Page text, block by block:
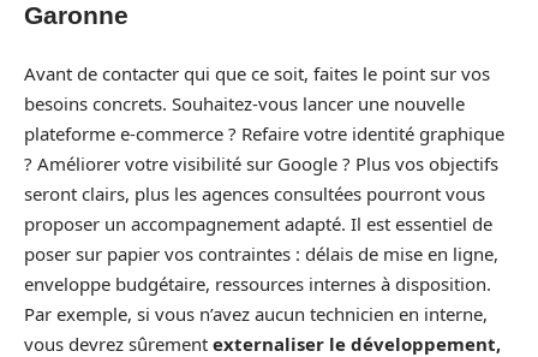
Garonne
Avant de contacter qui que ce soit, faites le point sur vos
besoins concrets. Souhaitez-vous lancer une nouvelle
plateforme e-commerce ? Refaire votre identité graphique
? Améliorer votre visibilité sur Google ? Plus vos objectifs
seront clairs, plus les agences consultées pourront vous
proposer un accompagnement adapté. Il est essentiel de
poser sur papier vos contraintes : délais de mise en ligne,
enveloppe budgétaire, ressources internes à disposition.
Par exemple, si vous n’avez aucun technicien en interne,
vous devrez sûrement externaliser le développement,